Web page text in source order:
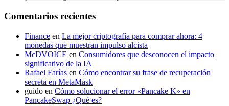
Comentarios recientes
Finance en La mejor criptografía para comprar ahora: 4
monedas que muestran impulso alcista
McDVOICE en Consumidores que desconocen el impacto
significativo de la IA
Rafael Farías en Cómo encontrar su frase de recuperación
secreta en MetaMask
guido en Cómo solucionar el error «Pancake K» en
PancakeSwap ¿Qué es?